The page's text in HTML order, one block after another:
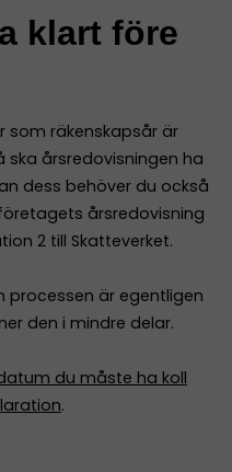
klart före
som räkenskapsår är
ska årsredovisningen ha
dess behöver du också
årsredovisning
2 till Skatteverket.
är egentligen
den i mindre delar.
du måste ha koll
.